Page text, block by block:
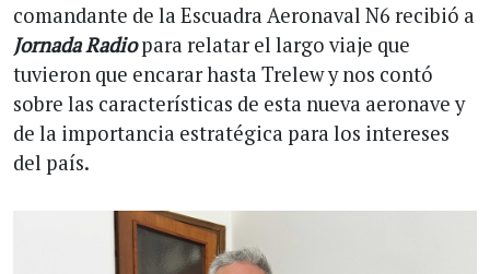
comandante de la Escuadra Aeronaval N6 recibió a
Jornada Radiopara relatar el largo viaje que
tuvieron que encarar hasta Trelew y nos contó
sobre las características de esta nueva aeronave y
de la importancia estratégica para los intereses
del país.